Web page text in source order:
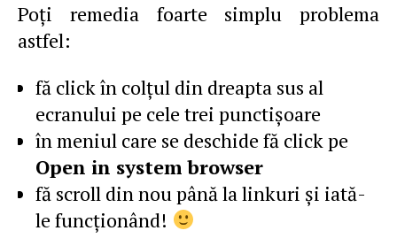
Poţi remedia foarte simplu problema
astfel:
fă click în colţul din dreapta sus al
ecranului pe cele trei punctişoare
în meniul care se deschide fă click pe
Open in system browser
fă scroll din nou până la linkuri şi iată-
le funcţionând!